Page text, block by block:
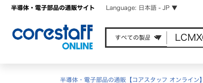
半導体・電子部品の通販サイト Language: 日本語 - JP ▼
半導体・電子部品の通販【コアスタッフ オンライン